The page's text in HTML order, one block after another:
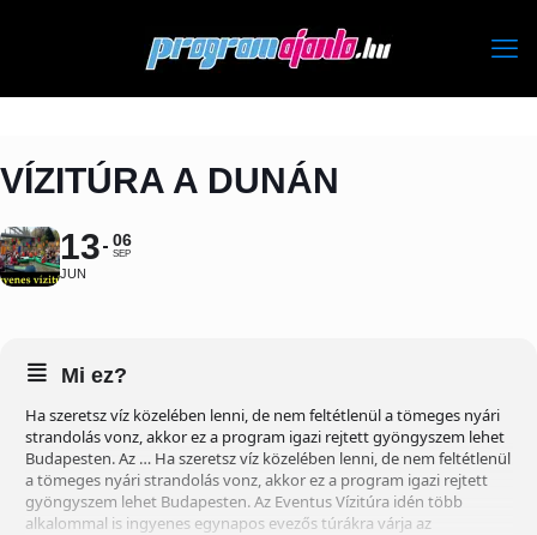
VÍZITÚRA A DUNÁN
13
JUN
06
SEP
Mi ez?
Ha szeretsz víz közelében lenni, de nem feltétlenül a tömeges nyári
strandolás vonz, akkor ez a program igazi rejtett gyöngyszem lehet
Budapesten. Az … Ha szeretsz víz közelében lenni, de nem feltétlenül
a tömeges nyári strandolás vonz, akkor ez a program igazi rejtett
gyöngyszem lehet Budapesten. Az Eventus Vízitúra idén több
alkalommal is ingyenes egynapos evezős túrákra várja az